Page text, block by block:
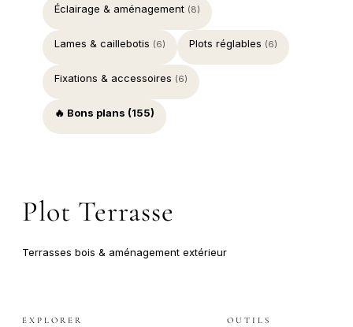
Éclairage & aménagement (8)
Lames & caillebotis (6) Plots réglables (6)
Fixations & accessoires (6)
🔥 Bons plans (155)
Plot Terrasse
Terrasses bois & aménagement extérieur
EXPLORER OUTILS